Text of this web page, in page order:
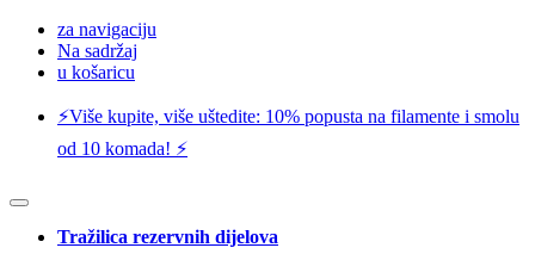
za navigaciju
Na sadržaj
u košaricu
⚡️Više kupite, više uštedite: 10% popusta na filamente i smolu
od 10 komada! ⚡️
Tražilica rezervnih dijelova